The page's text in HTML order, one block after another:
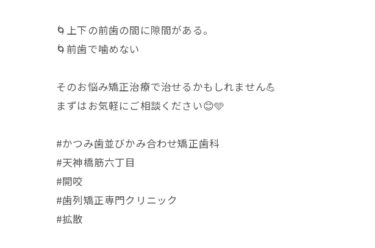
🌀上下の前歯の間に隙間がある。
🌀前歯で噛めない
そのお悩み矯正治療で治せるかもしれません💪
まずはお気軽にご相談ください😊🩵
#かつみ歯並びかみ合わせ矯正歯科
#天神橋筋六丁目
#開咬
#歯列矯正専門クリニック
#拡散